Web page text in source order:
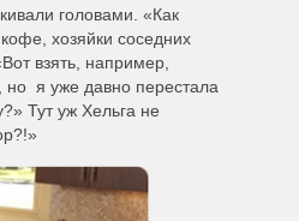
головами. «Как
хозяйки соседних
взять, например,
но я уже давно перестала
Тут уж Хельга не